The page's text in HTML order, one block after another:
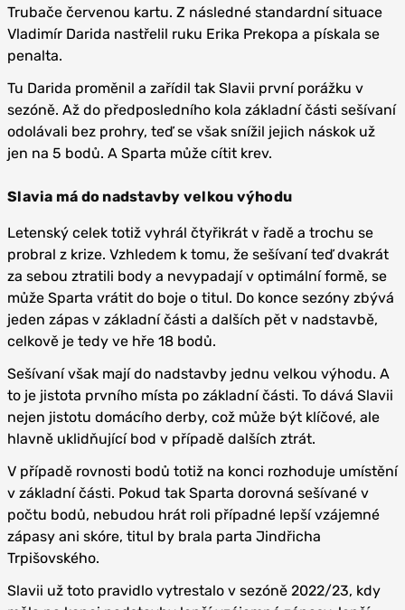
Trubače červenou kartu. Z následné standardní situace
Vladimír Darida nastřelil ruku Erika Prekopa a pískala se
penalta.
Tu Darida proměnil a zařídil tak Slavii první porážku v
sezóně. Až do předposledního kola základní části sešívaní
odolávali bez prohry, teď se však snížil jejich náskok už
jen na 5 bodů. A Sparta může cítit krev.
Slavia má do nadstavby velkou výhodu
Letenský celek totiž vyhrál čtyřikrát v řadě a trochu se
probral z krize. Vzhledem k tomu, že sešívaní teď dvakrát
za sebou ztratili body a nevypadají v optimální formě, se
může Sparta vrátit do boje o titul. Do konce sezóny zbývá
jeden zápas v základní části a dalších pět v nadstavbě,
celkově je tedy ve hře 18 bodů.
Sešívaní však mají do nadstavby jednu velkou výhodu. A
to je jistota prvního místa po základní části. To dává Slavii
nejen jistotu domácího derby, což může být klíčové, ale
hlavně uklidňující bod v případě dalších ztrát.
V případě rovnosti bodů totiž na konci rozhoduje umístění
v základní části. Pokud tak Sparta dorovná sešívané v
počtu bodů, nebudou hrát roli případné lepší vzájemné
zápasy ani skóre, titul by brala parta Jindřicha
Trpišovského.
Slavii už toto pravidlo vytrestalo v sezóně 2022/23, kdy